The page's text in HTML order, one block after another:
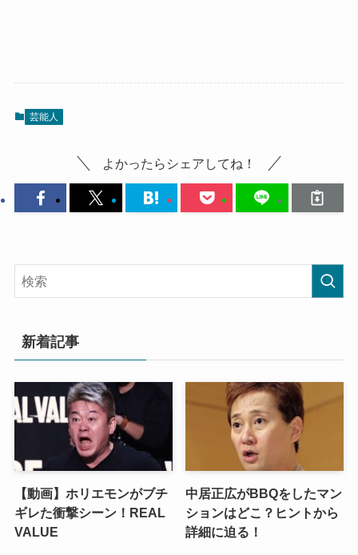
芸能人
よかったらシェアしてね！
新着記事
【動画】ホリエモンがブチ
ギレた衝撃シーン！REAL
VALUE
中居正広がBBQをしたマン
ションはどこ？ヒントから
詳細に迫る！